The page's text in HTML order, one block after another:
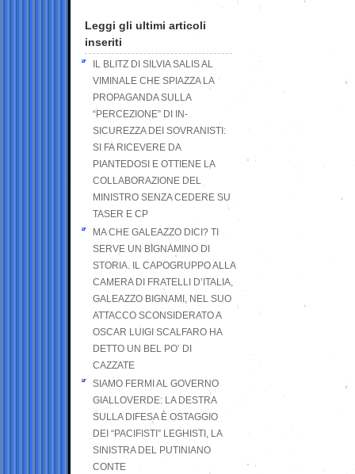
Leggi gli ultimi articoli
inseriti
IL BLITZ DI SILVIA SALIS AL
VIMINALE CHE SPIAZZA LA
PROPAGANDA SULLA
“PERCEZIONE” DI IN-
SICUREZZA DEI SOVRANISTI:
SI FA RICEVERE DA
PIANTEDOSI E OTTIENE LA
COLLABORAZIONE DEL
MINISTRO SENZA CEDERE SU
TASER E CP
MA CHE GALEAZZO DICI? TI
SERVE UN BIGNAMINO DI
STORIA. IL CAPOGRUPPO ALLA
CAMERA DI FRATELLI D’ITALIA,
GALEAZZO BIGNAMI, NEL SUO
ATTACCO SCONSIDERATO A
OSCAR LUIGI SCALFARO HA
DETTO UN BEL PO’ DI
CAZZATE
SIAMO FERMI AL GOVERNO
GIALLOVERDE: LA DESTRA
SULLA DIFESA È OSTAGGIO
DEI “PACIFISTI” LEGHISTI, LA
SINISTRA DEL PUTINIANO
CONTE